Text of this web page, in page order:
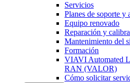
Servicios
Planes de soporte y
Equipo renovado
Reparación y
Mantenimiento del
Formación
VIAVI Automated
RAN (VALOR)
Cómo solicitar